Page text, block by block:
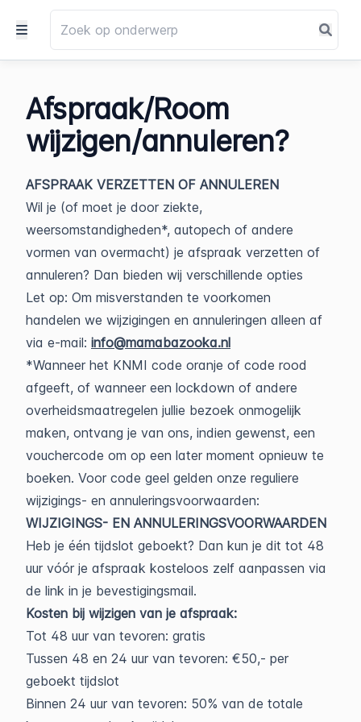
Afspraak/Room
wijzigen/annuleren?
AFSPRAAK VERZETTEN OF ANNULEREN
Wil je (of moet je door ziekte,
weersomstandigheden*, autopech of andere
vormen van overmacht) je afspraak verzetten of
annuleren? Dan bieden wij verschillende opties
Let op: Om misverstanden te voorkomen
handelen we wijzigingen en annuleringen alleen af
via e-mail: info@mamabazooka.nl
*Wanneer het KNMI code oranje of code rood
afgeeft, of wanneer een lockdown of andere
overheidsmaatregelen jullie bezoek onmogelijk
maken, ontvang je van ons, indien gewenst, een
vouchercode om op een later moment opnieuw te
boeken. Voor code geel gelden onze reguliere
wijzigings- en annuleringsvoorwaarden:
WIJZIGINGS- EN ANNULERINGSVOORWAARDEN
Heb je één tijdslot geboekt? Dan kun je dit tot 48
uur vóór je afspraak kosteloos zelf aanpassen via
de link in je bevestigingsmail.
Kosten bij wijzigen van je afspraak:
Tot 48 uur van tevoren: gratis
Tussen 48 en 24 uur van tevoren: €50,- per
geboekt tijdslot
Binnen 24 uur van tevoren: 50% van de totale